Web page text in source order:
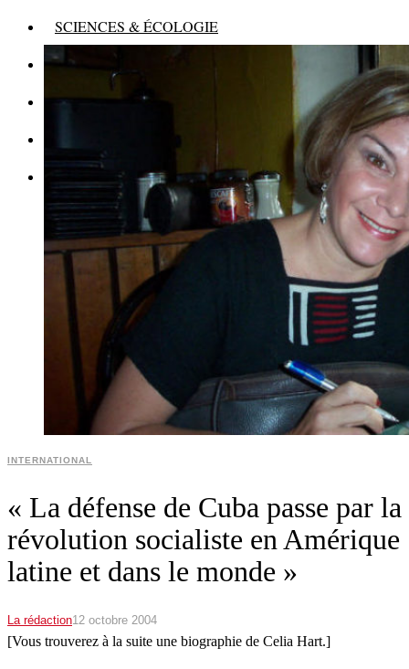
SCIENCES & ÉCOLOGIE
HISTOIRE
THÉORIE
MULTIMÉDIAS
INTERNATIONAL
« La défense de Cuba passe par la
révolution socialiste en Amérique
latine et dans le monde »
La rédaction12 octobre 2004
[Vous trouverez à la suite une biographie de Celia Hart.]